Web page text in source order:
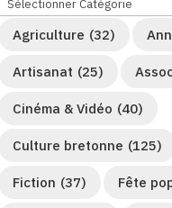
Agriculture (32)
Artisanat (25)
Cinéma & Vidéo (40)
Culture bretonne (125)
Fiction (37) Fête